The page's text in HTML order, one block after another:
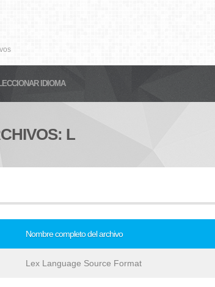
IDIOMA
L
Nombre completo del archivo
Lex Language Source Format